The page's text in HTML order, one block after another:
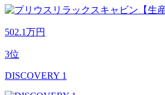
502.1万円
3位
DISCOVERY 1